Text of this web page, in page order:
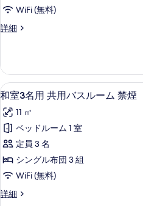
真
を
す
る
用
バ
ル
ー
ム
喫
煙
の
す
べ
て
WiFi (無料)
詳細
和
用
共
用
ス
ル
ー
ム
喫
煙
の
詳
和
室
3
名
用
共
用
バ
11
和室3名用 共用バスルーム 禁煙
11 ㎡
ベッドルーム 1 室
定員 3 名
シングル布団 3 組
WiFi (無料)
詳細
和